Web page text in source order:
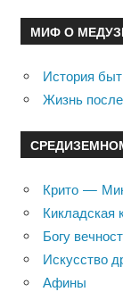
МИФ О
История
Жизнь
Крито —
Кикладская
Богу
Искусство
Афины